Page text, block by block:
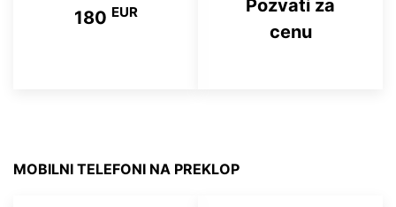
180 EUR
Pozvati za
cenu
MOBILNI TELEFONI NA PREKLOP